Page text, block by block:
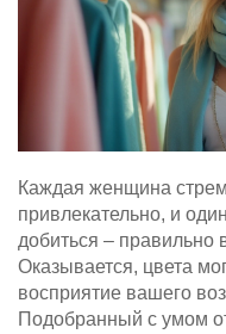
Каждая женщина
привлекательно, и
добиться – правильно
Оказывается, цвета
восприятие вашего
Подобранный с умом